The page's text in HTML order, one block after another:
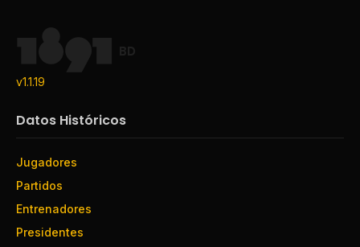
BD
v1.1.19
Datos Históricos
Jugadores
Partidos
Entrenadores
Presidentes